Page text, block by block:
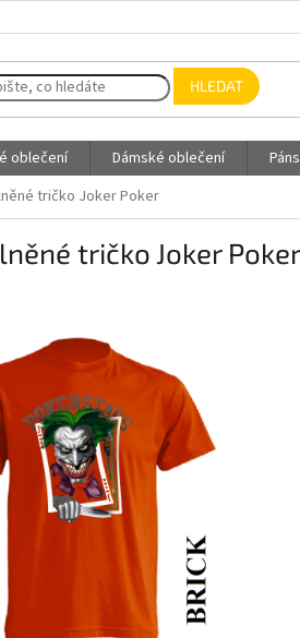
HLEDAT
oblečení Dámské oblečení
tričko Joker Poker
tričko Joker Poker